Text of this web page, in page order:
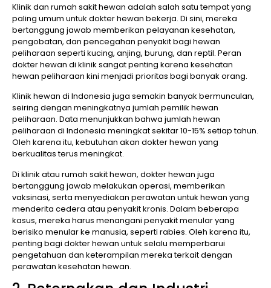
Klinik dan rumah sakit hewan adalah salah satu tempat yang
paling umum untuk dokter hewan bekerja. Di sini, mereka
bertanggung jawab memberikan pelayanan kesehatan,
pengobatan, dan pencegahan penyakit bagi hewan
peliharaan seperti kucing, anjing, burung, dan reptil. Peran
dokter hewan di klinik sangat penting karena kesehatan
hewan peliharaan kini menjadi prioritas bagi banyak orang.
Klinik hewan di Indonesia juga semakin banyak bermunculan,
seiring dengan meningkatnya jumlah pemilik hewan
peliharaan. Data menunjukkan bahwa jumlah hewan
peliharaan di Indonesia meningkat sekitar 10-15% setiap tahun.
Oleh karena itu, kebutuhan akan dokter hewan yang
berkualitas terus meningkat.
Di klinik atau rumah sakit hewan, dokter hewan juga
bertanggung jawab melakukan operasi, memberikan
vaksinasi, serta menyediakan perawatan untuk hewan yang
menderita cedera atau penyakit kronis. Dalam beberapa
kasus, mereka harus menangani penyakit menular yang
berisiko menular ke manusia, seperti rabies. Oleh karena itu,
penting bagi dokter hewan untuk selalu memperbarui
pengetahuan dan keterampilan mereka terkait dengan
perawatan kesehatan hewan.